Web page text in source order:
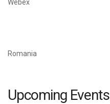
Webex
Romania
Upcoming Events